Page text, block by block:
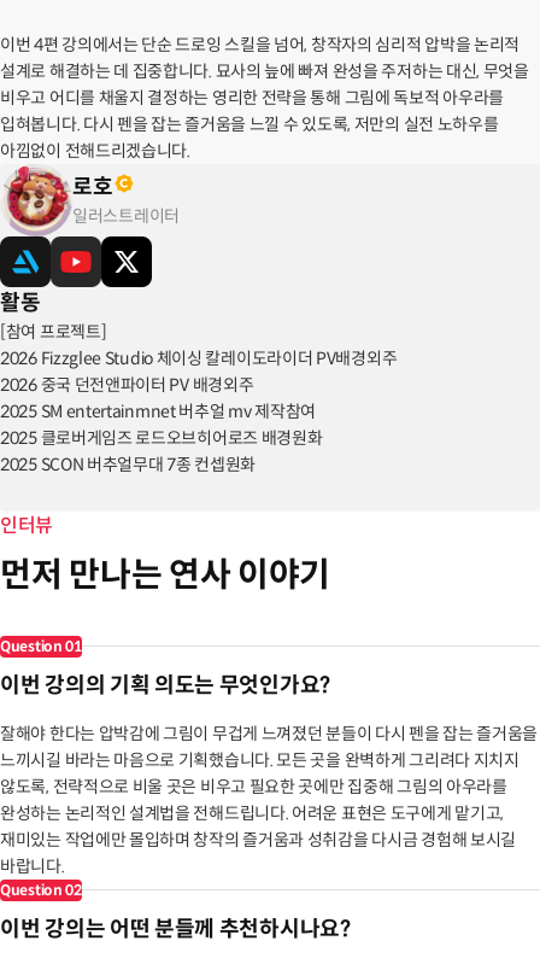
이번 4편 강의에서는 단순 드로잉 스킬을 넘어, 창작자의 심리적 압박을 논리적
설계로 해결하는 데 집중합니다. 묘사의 늪에 빠져 완성을 주저하는 대신, 무엇을
비우고 어디를 채울지 결정하는 영리한 전략을 통해 그림에 독보적 아우라를
입혀봅니다. 다시 펜을 잡는 즐거움을 느낄 수 있도록, 저만의 실전 노하우를
아낌없이 전해드리겠습니다.
로호
일러스트레이터
활동
[참여 프로젝트]
2026 Fizzglee Studio 체이싱 칼레이도라이더 PV배경외주
2026 중국 던전앤파이터 PV 배경외주
2025 SM entertainmnet 버추얼 mv 제작참여
2025 클로버게임즈 로드오브히어로즈 배경원화
2025 SCON 버추얼무대 7종 컨셉원화
2024 SCON AFOST 여름비 MV 배경 AD
2023 PIsoft: 배경 일러스트
2023 WEEBOX: 배경 일러스트
2019 [로호의 배경 일러스트 메이킹] 작법서 출판
[이력]
2017~ 프리랜서 및 강의 활동 병행
2013~2016 Team D.T.R 배경 컨셉 아티스트
2012 네오위즈 배경 컨셉 아티스트
2011 Enflute 배경 컨셉 아티스트
인터뷰
먼저 만나는 연사 이야기
Question 01
이번 강의의 기획 의도는 무엇인가요?
잘해야 한다는 압박감에 그림이 무겁게 느껴졌던 분들이 다시 펜을 잡는 즐거움을
느끼시길 바라는 마음으로 기획했습니다. 모든 곳을 완벽하게 그리려다 지치지
않도록, 전략적으로 비울 곳은 비우고 필요한 곳에만 집중해 그림의 아우라를
완성하는 논리적인 설계법을 전해드립니다. 어려운 표현은 도구에게 맡기고,
재미있는 작업에만 몰입하며 창작의 즐거움과 성취감을 다시금 경험해 보시길
바랍니다.
Question 02
이번 강의는 어떤 분들께 추천하시나요?